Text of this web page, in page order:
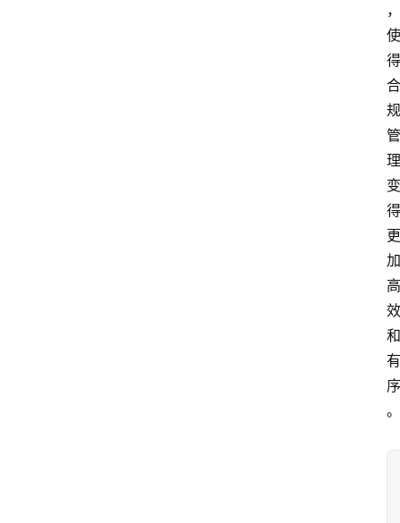
，
使
得
合
规
管
理
变
得
更
加
高
效
和
有
序
。